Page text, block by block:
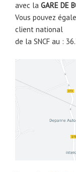
avec la GARE DE
Vous pouvez
client national
de la SNCF au :